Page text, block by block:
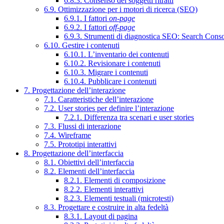
6.9. Ottimizzazione per i motori di ricerca (SEO)
6.9.1. I fattori on-page
6.9.2. I fattori off-page
6.9.3. Strumenti di diagnostica SEO: Search
6.10. Gestire i contenuti
6.10.1. L’inventario dei contenuti
6.10.2. Revisionare i contenuti
6.10.3. Migrare i contenuti
6.10.4. Pubblicare i contenuti
7. Progettazione dell’interazione
7.1. Caratteristiche dell’interazione
7.2. User stories per definire l’interazione
7.2.1. Differenza tra scenari e user stories
7.3. Flussi di interazione
7.4. Wireframe
7.5. Prototipi interattivi
8. Progettazione dell’interfaccia
8.1. Obiettivi dell’interfaccia
8.2. Elementi dell’interfaccia
8.2.1. Elementi di composizione
8.2.2. Elementi interattivi
8.2.3. Elementi testuali (microtesti)
8.3. Progettare e costruire in alta fedeltà
8.3.1. Layout di pagina